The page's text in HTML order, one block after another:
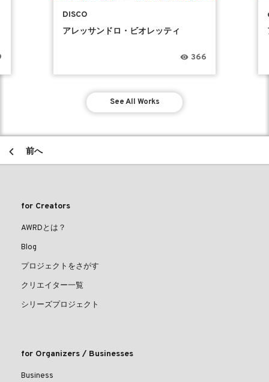
DISCO
アレッサンドロ・ビオレッティ
366
See All Works
前へ
for Creators
AWRDとは？
Blog
プロジェクトをさがす
クリエイター一覧
シリーズプロジェクト
for Organizers / Businesses
Business